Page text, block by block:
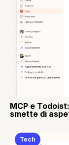
MCP e
smette di
Tech